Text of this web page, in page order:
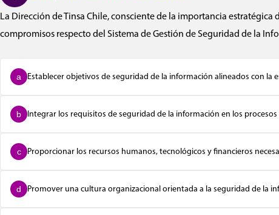
La Dirección de Tinsa Chile, consciente de la importancia
compromisos respecto del Sistema de Gestión de Seguridad de la
a Establecer objetivos de seguridad de la información alineados con la
b Integrar los requisitos de seguridad de la información en los
c Proporcionar los recursos humanos, tecnológicos y financieros
d Promover una cultura organizacional orientada a la seguridad de la